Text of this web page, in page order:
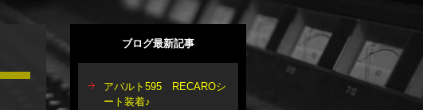
ブログ最新記事
アバルト595 RECAROシ
ート装着♪